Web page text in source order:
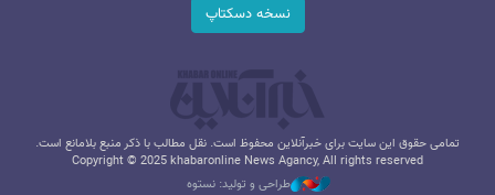
نسخه دسکتاپ
تمامی حقوق این سایت برای خبرآنلاین محفوظ است. نقل مطالب با ذکر منبع بلامانع است.
Copyright © 2025 khabaronline News Agancy, All rights reserved
طراحی و تولید: نستوه